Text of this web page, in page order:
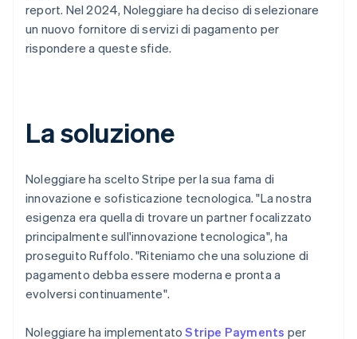
report. Nel 2024, Noleggiare ha deciso di selezionare
un nuovo fornitore di servizi di pagamento per
rispondere a queste sfide.
La soluzione
Noleggiare ha scelto Stripe per la sua fama di
innovazione e sofisticazione tecnologica. "La nostra
esigenza era quella di trovare un partner focalizzato
principalmente sull'innovazione tecnologica", ha
proseguito Ruffolo. "Riteniamo che una soluzione di
pagamento debba essere moderna e pronta a
evolversi continuamente".
Noleggiare ha implementatoStripe Payments per